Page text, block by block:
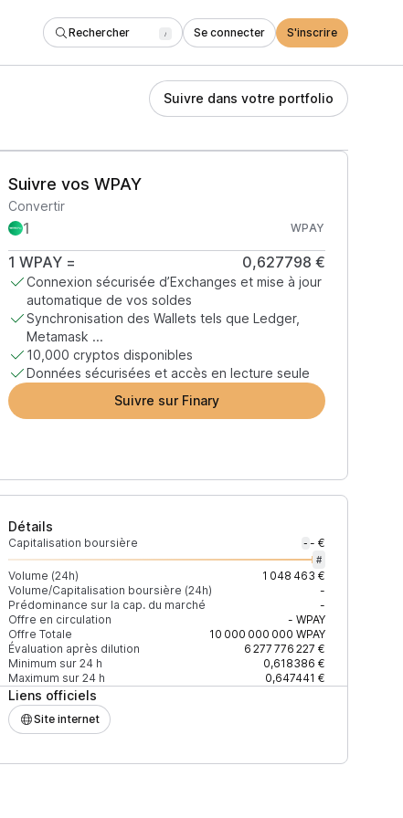
Rechercher / Se connecter S'inscrire
Suivre dans votre portfolio
Suivre vos WPAY
Convertir
WPAY
1 WPAY= 0,627798 €
Connexion sécurisée d’Exchanges et mise à jour
automatique de vos soldes
Synchronisation des Wallets tels que Ledger,
Metamask ...
10,000 cryptos disponibles
Données sécurisées et accès en lecture seule
Suivre sur Finary
Détails
Capitalisation boursière - - €
#
Volume (24h)
1 048 463 €
Volume/Capitalisation boursière (24h)
-
Prédominance sur la cap. du marché
-
Offre en circulation
- WPAY
Offre Totale
10 000 000 000 WPAY
Évaluation après dilution
6 277 776 227 €
Minimum sur 24 h
0,618386 €
Maximum sur 24 h
0,647441 €
Liens officiels
Site internet
% du volume Confiance Mis à jour
99,89 %
0,11 % ÉLEVÉE Récemment